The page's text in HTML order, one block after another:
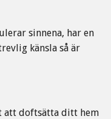
sinnena, har en
känsla så är
att doftsätta ditt hem